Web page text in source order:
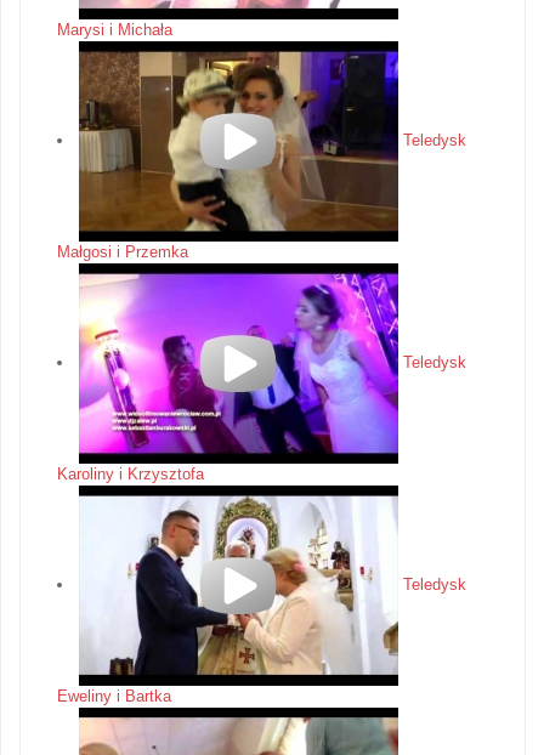
Marysi i Michała
Teledysk
Małgosi i Przemka
Teledysk
Karoliny i Krzysztofa
Teledysk
Eweliny i Bartka